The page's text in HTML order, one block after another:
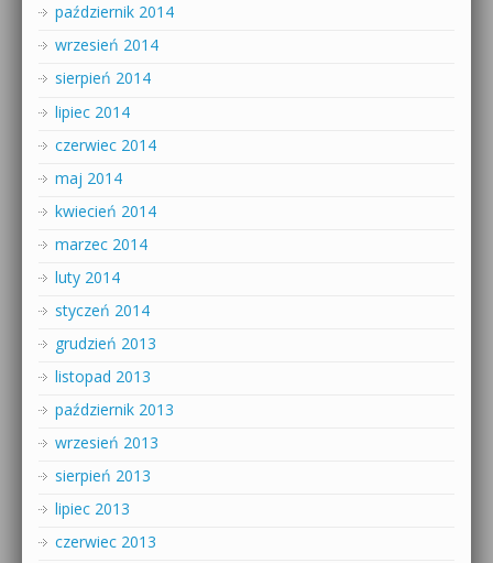
październik 2014
wrzesień 2014
sierpień 2014
lipiec 2014
czerwiec 2014
maj 2014
kwiecień 2014
marzec 2014
luty 2014
styczeń 2014
grudzień 2013
listopad 2013
październik 2013
wrzesień 2013
sierpień 2013
lipiec 2013
czerwiec 2013